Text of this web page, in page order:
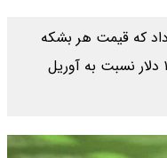
که قیمت هر بشکه
نفت سنگین ایران در ماه مه، بیش از ۱۰ دلار نسبت به آوریل